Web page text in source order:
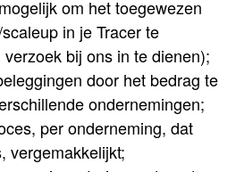
om het toegewezen
in je Tracer te
bij ons in te dienen);
door het bedrag te
ondernemingen;
per onderneming, dat
vergemakkelijkt;